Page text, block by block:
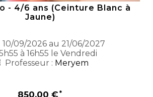
- 4/6 ans (Ceinture Blanc à
Jaune)
10/09/2026 au 21/06/2027
à 16h55 le Vendredi
Professeur : Meryem
850,00 €